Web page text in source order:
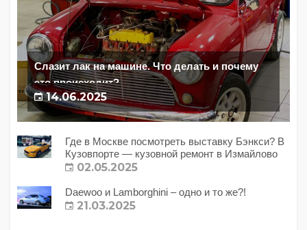
Слазит лак на машине. Что делать и почему
это происходит?
14.06.2025
Где в Москве посмотреть выставку Бэнкси? В
Кузовпорте — кузовной ремонт в Измайлово
02.05.2025
Daewoo и Lamborghini – одно и то же?!
21.03.2025